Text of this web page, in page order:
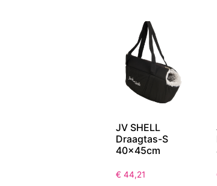
JV SHELL
Draagtas-S
40x45cm
€ 44,21